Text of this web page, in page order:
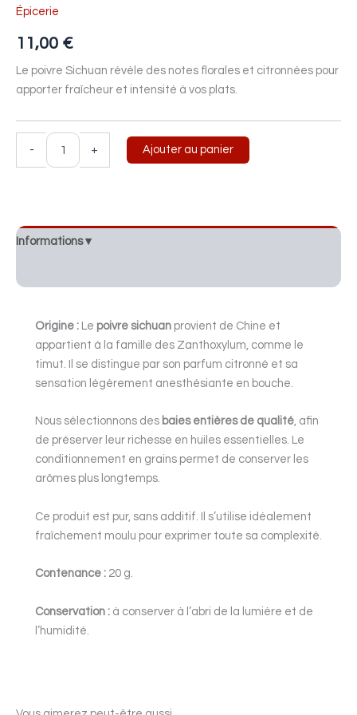
Épicerie
11,00 €
Le poivre Sichuan révèle des notes florales et citronnées pour
apporter fraîcheur et intensité à vos plats.
- + Ajouter au panier
Informations ▾
Origine : Le poivre sichuan provient de Chine et
appartient à la famille des Zanthoxylum, comme le
timut. Il se distingue par son parfum citronné et sa
sensation légèrement anesthésiante en bouche.
Nous sélectionnons des baies entières de qualité, afin
de préserver leur richesse en huiles essentielles. Le
conditionnement en grains permet de conserver les
arômes plus longtemps.
Ce produit est pur, sans additif. Il s’utilise idéalement
fraîchement moulu pour exprimer toute sa complexité.
Contenance : 20 g.
Conservation : à conserver à l’abri de la lumière et de
l’humidité.